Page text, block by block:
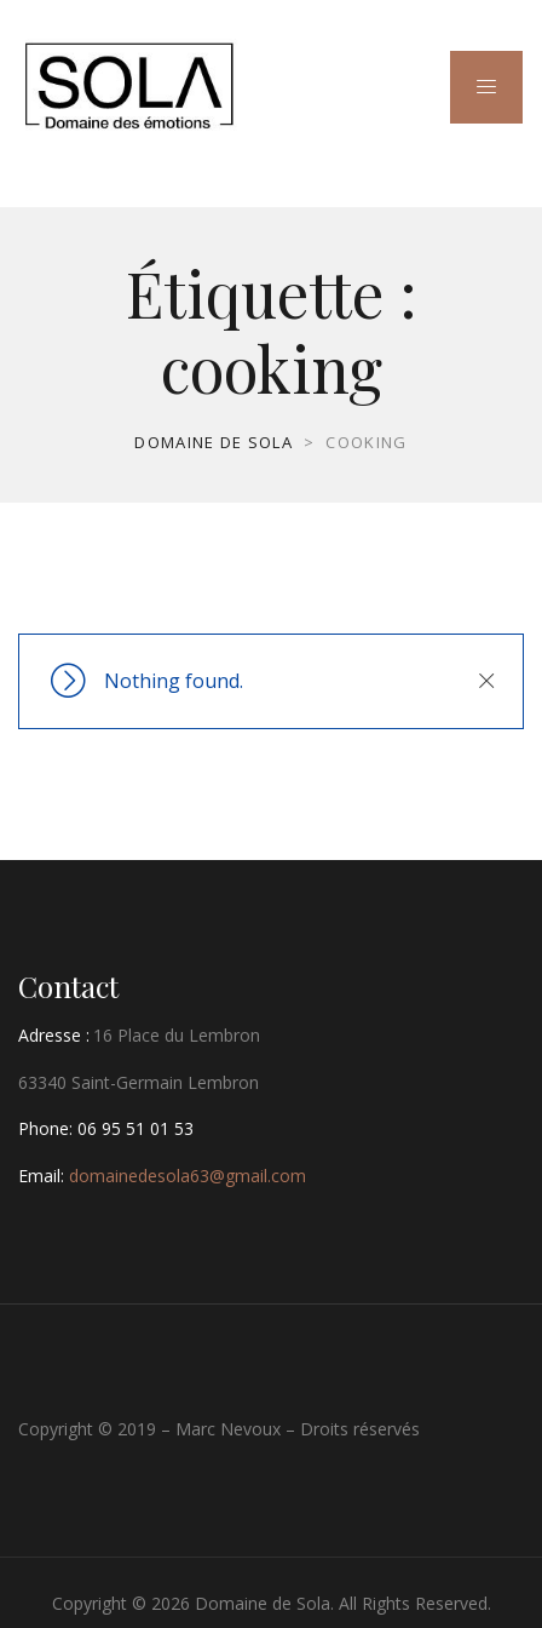
Étiquette :
cooking
DOMAINE DE SOLA > COOKING
Close
Nothing found.
Contact
Adresse : 16 Place du Lembron
63340 Saint-Germain Lembron
Phone: 06 95 51 01 53
Email: domainedesola63@gmail.com
Copyright © 2019 – Marc Nevoux – Droits réservés
Copyright © 2026 Domaine de Sola. All Rights Reserved.